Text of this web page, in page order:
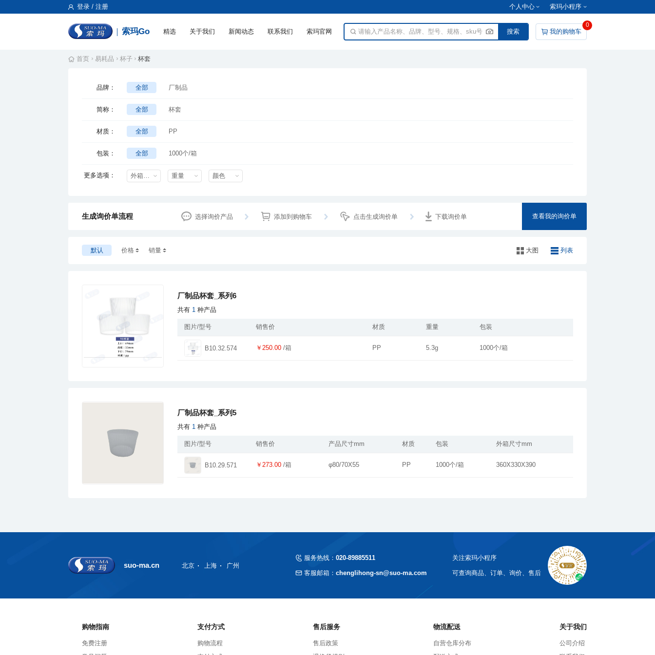
登录 / 注册 个人中心 索玛小程序
索玛Go 精选 关于我们 新闻动态 联系我们 索玛官网 我的购物车
0
首页 易耗品 杯子 杯套
品牌： 全部 厂制品
简称： 全部 杯套
材质： 全部 PP
包装： 全部 1000个/箱
更多选项： 外箱尺寸mm 重量 颜色
生成询价单流程 选择询价产品 添加到购物车 点击生成询价单 下载询价单 查看我的询价单
默认 价格 销量 大图 列表
厂制品杯套_系列6
共有 1 种产品
图片/型号 销售价 材质 重量 包装
B10.32.574 ￥250.00 /箱 PP 5.3g 1000个/箱
厂制品杯套_系列5
共有 1 种产品
图片/型号 销售价 产品尺寸mm 材质 包装 外箱尺寸mm
B10.29.571 ￥273.00 /箱 φ80/70X55 PP 1000个/箱 360X330X390
suo-ma.cn 北京 上海 广州
服务热线： 020-89885511
客服邮箱： chenglihong-sn@suo-ma.com
关注索玛小程序
可查询商品、订单、询价、售后
购物指南
免费注册
支付方式
购物流程
售后服务
售后政策
物流配送
自营仓库分布
关于我们
公司介绍